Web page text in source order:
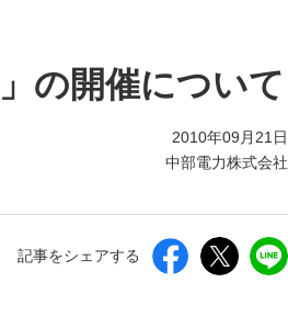
の開催について
2010年09月21日
中部電力株式会社
記事をシェアする